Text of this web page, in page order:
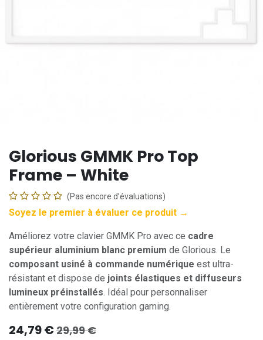
Glorious GMMK Pro Top
Frame – White
(Pas encore d’évaluations)
Soyez le premier à évaluer ce produit →
Améliorez votre clavier GMMK Pro avec ce cadre
supérieur aluminium blanc premium de Glorious. Le
composant usiné à commande numérique est ultra-
résistant et dispose de joints élastiques et diffuseurs
lumineux préinstallés. Idéal pour personnaliser
entièrement votre configuration gaming.
24,79€ 29,99€